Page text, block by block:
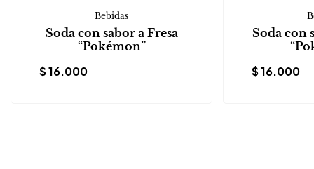
Bebidas
Soda con sabor a Fresa
“Pokémon”
$16.000
Soda con
$16.000